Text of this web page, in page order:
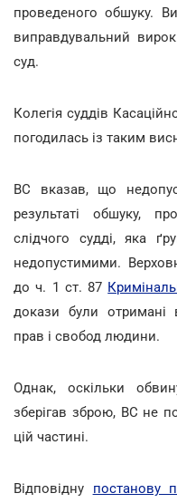
проведеного обшуку.
виправдувальний
суд.
Колегія суддів
погодилась із таким
ВС вказав, що
результаті обшуку,
слідчого судді, яка
недопустимими.
до ч. 1 ст. 87
докази були отримані
прав і свобод людини.
Однак, оскільки
зберігав зброю, ВС не
цій частині.
Відповідну постанову